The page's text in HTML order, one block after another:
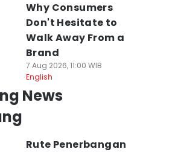
Why Consumers
Don't Hesitate to
Walk Away From a
Brand
7 Aug 2026, 11:00 WIB
English
News
Rute Penerbangan